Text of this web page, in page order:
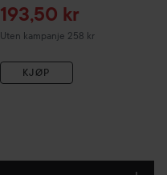
Tilbudspris
193,50 kr
Uten kampanje 258 kr
KJØP